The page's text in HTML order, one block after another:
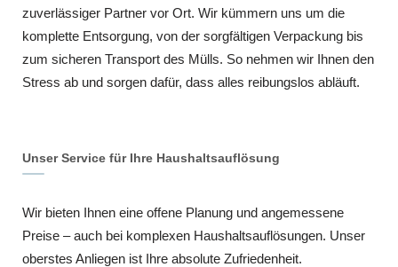
zuverlässiger Partner vor Ort. Wir kümmern uns um die
komplette Entsorgung, von der sorgfältigen Verpackung bis
zum sicheren Transport des Mülls. So nehmen wir Ihnen den
Stress ab und sorgen dafür, dass alles reibungslos abläuft.
Unser Service für Ihre Haushaltsauflösung
Wir bieten Ihnen eine offene Planung und angemessene
Preise – auch bei komplexen Haushaltsauflösungen. Unser
oberstes Anliegen ist Ihre absolute Zufriedenheit.